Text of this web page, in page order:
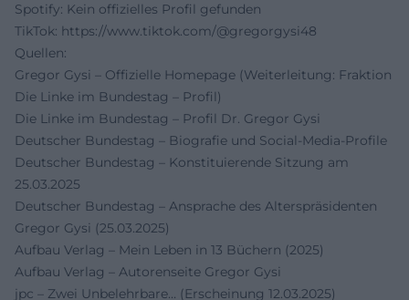
Spotify: Kein offizielles Profil gefunden
TikTok: https://www.tiktok.com/@gregorgysi48
Quellen:
Gregor Gysi – Offizielle Homepage (Weiterleitung: Fraktion
Die Linke im Bundestag – Profil)
Die Linke im Bundestag – Profil Dr. Gregor Gysi
Deutscher Bundestag – Biografie und Social-Media-Profile
Deutscher Bundestag – Konstituierende Sitzung am
25.03.2025
Deutscher Bundestag – Ansprache des Alterspräsidenten
Gregor Gysi (25.03.2025)
Aufbau Verlag – Mein Leben in 13 Büchern (2025)
Aufbau Verlag – Autorenseite Gregor Gysi
jpc – Zwei Unbelehrbare… (Erscheinung 12.03.2025)